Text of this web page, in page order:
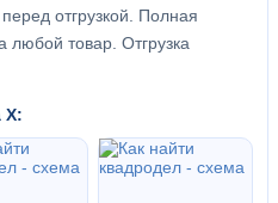
отгрузкой. Полная
любой товар. Отгрузка
Х: